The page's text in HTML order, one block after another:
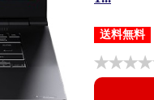
送料無料